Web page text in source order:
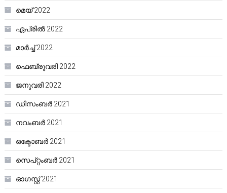
മെയ്‌ 2022
ഏപ്രിൽ 2022
മാർച്ച്‌ 2022
ഫെബ്രുവരി 2022
ജനുവരി 2022
ഡിസംബർ 2021
നവംബർ 2021
ഒക്ടോബർ 2021
സെപ്റ്റംബർ 2021
ഓഗസ്റ്റ്‌ 2021